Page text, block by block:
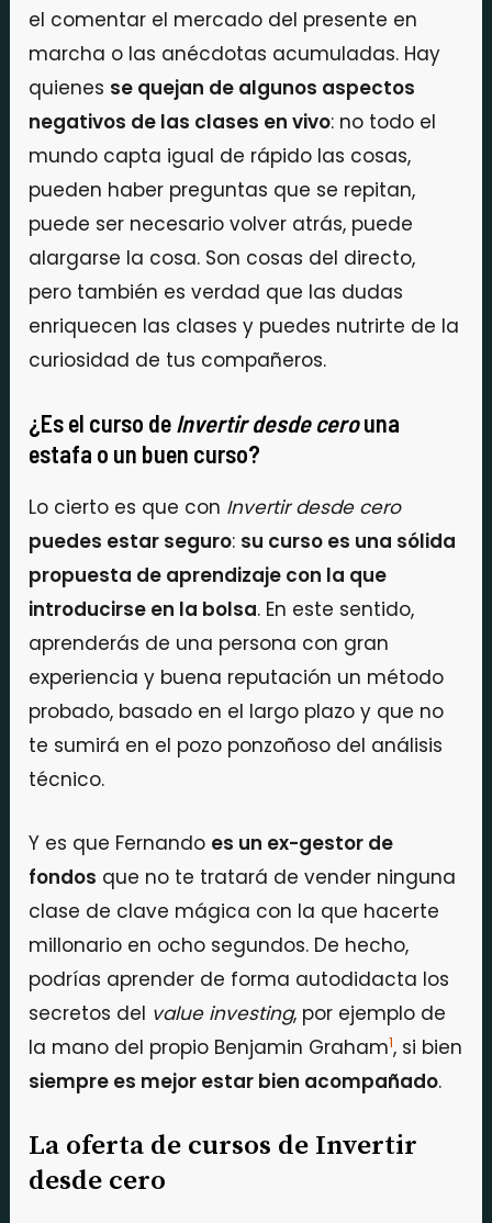
el comentar el mercado del presente en
marcha o las anécdotas acumuladas. Hay
quienes se quejan de algunos aspectos
negativos de las clases en vivo: no todo el
mundo capta igual de rápido las cosas,
pueden haber preguntas que se repitan,
puede ser necesario volver atrás, puede
alargarse la cosa. Son cosas del directo,
pero también es verdad que las dudas
enriquecen las clases y puedes nutrirte de la
curiosidad de tus compañeros.
¿Es el curso de Invertir desde cerouna
estafa o un buen curso?
Lo cierto es que con Invertir desde cero
puedes estar seguro: su curso es una sólida
propuesta de aprendizaje con la que
introducirse en la bolsa. En este sentido,
aprenderás de una persona con gran
experiencia y buena reputación un método
probado, basado en el largo plazo y que no
te sumirá en el pozo ponzoñoso del análisis
técnico.
Y es que Fernando es un ex-gestor de
fondos que no te tratará de vender ninguna
clase de clave mágica con la que hacerte
millonario en ocho segundos. De hecho,
podrías aprender de forma autodidacta los
secretos del value investing, por ejemplo de
la mano del propio Benjamin Graham1, si bien
siempre es mejor estar bien acompañado.
La oferta de cursos de Invertir
desde cero